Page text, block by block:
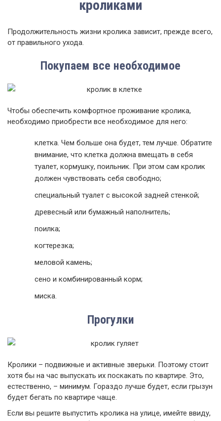
кроликами
Продолжительность жизни кролика зависит, прежде всего,
от правильного ухода.
Покупаем все необходимое
Чтобы обеспечить комфортное проживание кролика,
необходимо приобрести все необходимое для него:
клетка. Чем больше она будет, тем лучше. Обратите
внимание, что клетка должна вмещать в себя
туалет, кормушку, поильник. При этом сам кролик
должен чувствовать себя свободно;
специальный туалет с высокой задней стенкой;
древесный или бумажный наполнитель;
поилка;
когтерезка;
меловой камень;
сено и комбинированный корм;
миска.
Прогулки
Кролики – подвижные и активные зверьки. Поэтому стоит
хотя бы на час выпускать их поскакать по квартире. Это,
естественно, – минимум. Гораздо лучше будет, если грызун
будет бегать по квартире чаще.
Если вы решите выпустить кролика на улице, имейте ввиду,